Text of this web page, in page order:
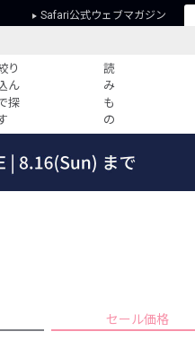
Safari公式ウェブマガジン
り
ん
探
読
み
も
の
プライバシーポリシー
セール価格